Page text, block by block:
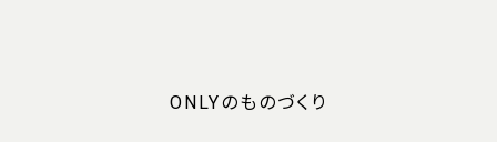
ONLYのものづくり